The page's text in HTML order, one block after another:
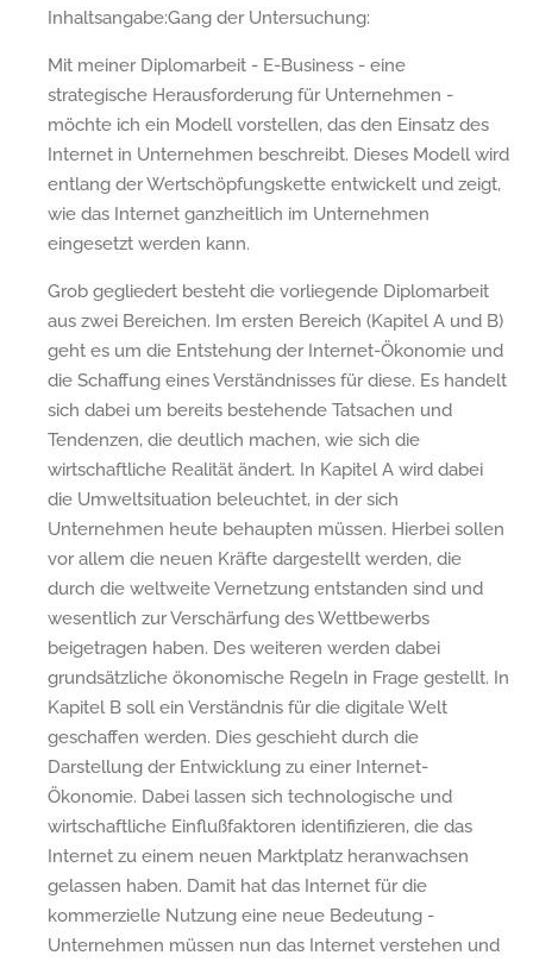
Inhaltsangabe:Gang der Untersuchung:
Mit meiner Diplomarbeit - E-Business - eine
strategische Herausforderung für Unternehmen -
möchte ich ein Modell vorstellen, das den Einsatz des
Internet in Unternehmen beschreibt. Dieses Modell wird
entlang der Wertschöpfungskette entwickelt und zeigt,
wie das Internet ganzheitlich im Unternehmen
eingesetzt werden kann.
Grob gegliedert besteht die vorliegende Diplomarbeit
aus zwei Bereichen. Im ersten Bereich (Kapitel A und B)
geht es um die Entstehung der Internet-Ökonomie und
die Schaffung eines Verständnisses für diese. Es handelt
sich dabei um bereits bestehende Tatsachen und
Tendenzen, die deutlich machen, wie sich die
wirtschaftliche Realität ändert. In Kapitel A wird dabei
die Umweltsituation beleuchtet, in der sich
Unternehmen heute behaupten müssen. Hierbei sollen
vor allem die neuen Kräfte dargestellt werden, die
durch die weltweite Vernetzung entstanden sind und
wesentlich zur Verschärfung des Wettbewerbs
beigetragen haben. Des weiteren werden dabei
grundsätzliche ökonomische Regeln in Frage gestellt. In
Kapitel B soll ein Verständnis für die digitale Welt
geschaffen werden. Dies geschieht durch die
Darstellung der Entwicklung zu einer Internet-
Ökonomie. Dabei lassen sich technologische und
wirtschaftliche Einflußfaktoren identifizieren, die das
Internet zu einem neuen Marktplatz heranwachsen
gelassen haben. Damit hat das Internet für die
kommerzielle Nutzung eine neue Bedeutung -
Unternehmen müssen nun das Internet verstehen und